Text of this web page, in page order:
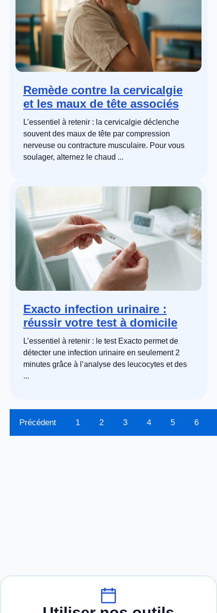
Remède contre la cervicalgie
et les maux de tête associés
L’essentiel à retenir : la cervicalgie déclenche
souvent des maux de tête par compression
nerveuse ou contracture musculaire. Pour vous
soulager, alternez le chaud ...
Exacto infection urinaire :
réussir votre test à domicile
L’essentiel à retenir : le test Exacto permet de
détecter une infection urinaire en seulement 2
minutes grâce à l’analyse des leucocytes et des
...
Précédent 1 2 3 4 5 6